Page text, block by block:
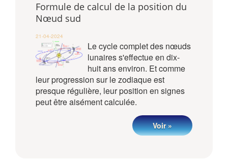
Formule de calcul de la position du
Nœud sud
21-04-2024
Le cycle complet des nœuds
lunaires s'effectue en dix-
huit ans environ. Et comme
leur progression sur le zodiaque est
presque régulière, leur position en signes
peut être aisément calculée.
Voir »